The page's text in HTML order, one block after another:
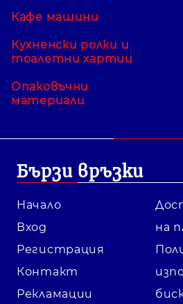
Кафе машини
Кухненски ролки и
тоалетни хартии
Опаковъчни
материали
Бързи връзки
Начало
Вход
Регистрация
Контакт
Рекламации
на